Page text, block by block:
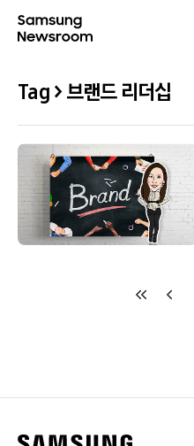
Tag > 브랜드 리더십